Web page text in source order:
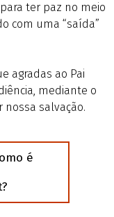
ter paz no meio
com uma “saída”
agradas ao Pai
mediante o
salvação.
é